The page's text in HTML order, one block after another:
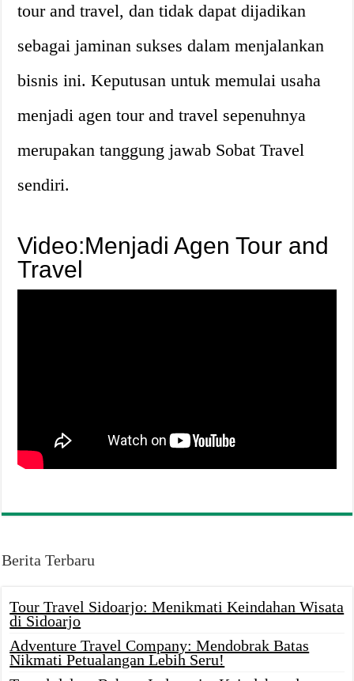
tour and travel, dan tidak dapat dijadikan
sebagai jaminan sukses dalam menjalankan
bisnis ini. Keputusan untuk memulai usaha
menjadi agen tour and travel sepenuhnya
merupakan tanggung jawab Sobat Travel
sendiri.
Video:Menjadi Agen Tour and
Travel
Berita Terbaru
Tour Travel Sidoarjo: Menikmati Keindahan Wisata
di Sidoarjo
Adventure Travel Company: Mendobrak Batas
Nikmati Petualangan Lebih Seru!